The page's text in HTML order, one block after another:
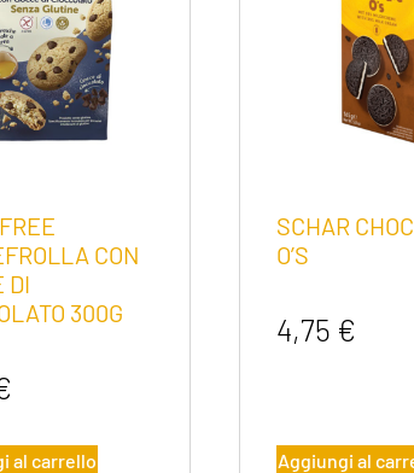
CON
DI
300G
al carrello
SCHAR
O’S
4,75 €
Aggiungi al